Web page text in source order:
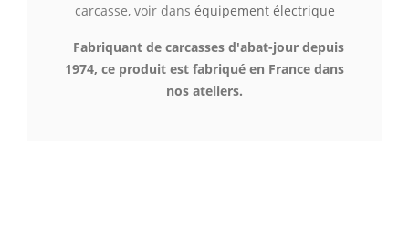
carcasse, voir dans équipement électrique
Fabriquant de carcasses d'abat-jour depuis
1974, ce produit est fabriqué en France dans
nos ateliers.